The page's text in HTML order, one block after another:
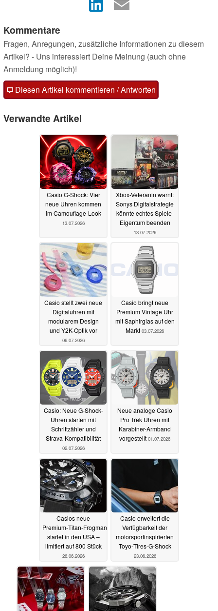
Kommentare
Fragen, Anregungen, zusätzliche Informationen zu diesem
Artikel? - Uns interessiert Deine Meinung (auch ohne
Anmeldung möglich)!
Diesen Artikel kommentieren / Antworten
Verwandte Artikel
Casio G-Shock: Vier
neue Uhren kommen
im Camouflage-Look
13.07.2026
Xbox-Veteranin warnt:
Sonys Digitalstrategie
könnte echtes Spiele-
Eigentum beenden
13.07.2026
Casio stellt zwei neue
Digitaluhren mit
modularem Design
und Y2K-Optik vor
06.07.2026
Casio bringt neue
Premium Vintage Uhr
mit Saphirglas auf den
Markt 03.07.2026
Casio: Neue G-Shock-
Uhren starten mit
Schrittzähler und
Strava-Kompatibilität
02.07.2026
Neue analoge Casio
Pro Trek Uhren mit
Karabiner-Armband
vorgestellt 01.07.2026
Casios neue
Premium‑Titan‑Frogman
startet in den USA –
limitiert auf 800 Stück
26.06.2026
Casio erweitert die
Verfügbarkeit der
motorsportinspirierten
Toyo‑Tires‑G‑Shock
23.06.2026